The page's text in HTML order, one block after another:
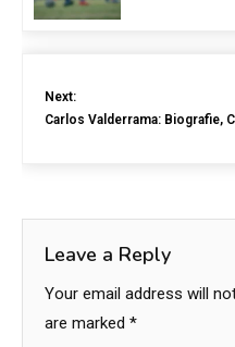
Next:
Carlos Valderrama: Biografie,
Leave a Reply
Your email address will
are marked *